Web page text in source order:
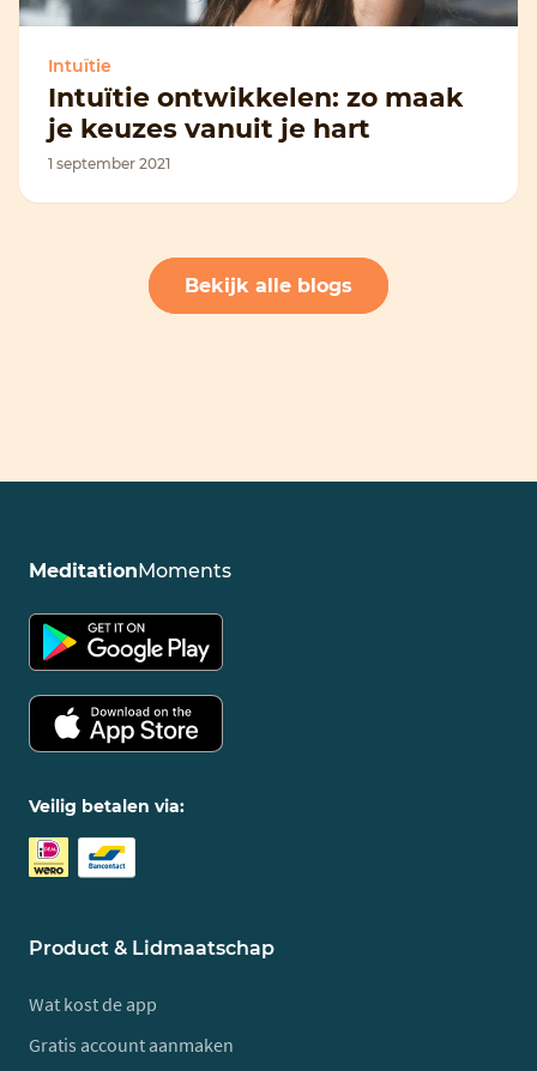
Intuïtie
Intuïtie ontwikkelen: zo maak
je keuzes vanuit je hart
1 september 2021
Bekijk alle blogs
Meditation Moments
Veilig betalen via:
Product & Lidmaatschap
Wat kost de app
Gratis account aanmaken